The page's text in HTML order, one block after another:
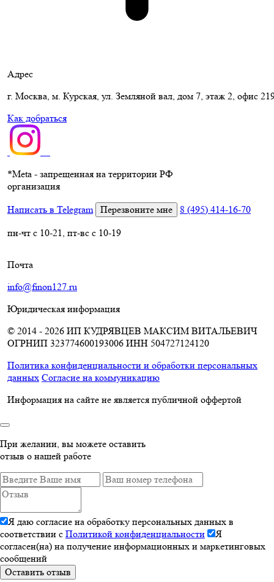
Адрес
г. Москва, м. Курская, ул. Земляной вал, дом 7, этаж 2, офис
Как добраться
*Meta - запрещенная на территории РФ
организация
Написать в Telegram
Перезвоните мне
8 (495) 414-16-70
пн-чт с 10-21, пт-вс с 10-19
Почта
info@finon127.ru
Юридическая информация
© 2014 - 2026 ИП КУДРЯВЦЕВ МАКСИМ ВИТАЛЬЕВИЧ
ОГРНИП 323774600193006 ИНН 504727124120
Политика конфиденциальности и обработки персональных
данных Согласие на коммуникацию
Информация на сайте не является публичной оффертой
При желании, вы можете оставить
отзыв о нашей работе
Я даю согласие на обработку персональных данных в
соответствии с Политикой конфиденциальности
Я
согласен(на) на получение информационных и маркетинговых
сообщений
Оставить отзыв